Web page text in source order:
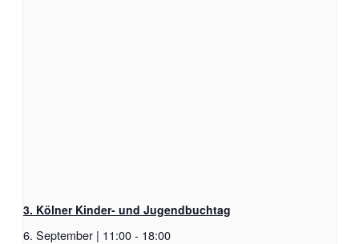
3. Kölner Kinder- und Jugendbuchtag
6. September | 11:00- 18:00